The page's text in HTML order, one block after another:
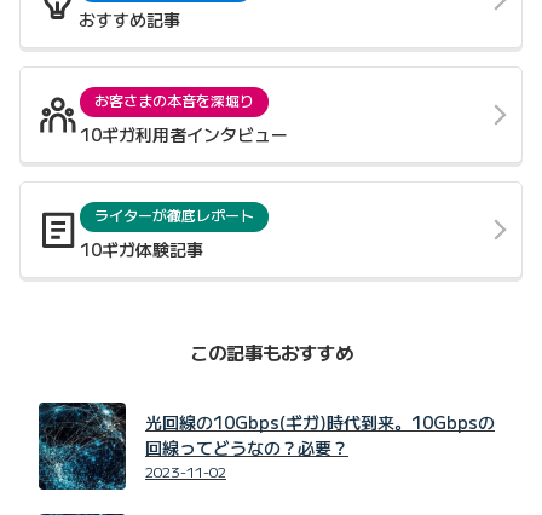
おすすめ記事
お客さまの本音を深堀り
10ギガ利用者インタビュー
ライターが徹底レポート
10ギガ体験記事
この記事もおすすめ
光回線の10Gbps(ギガ)時代到来。10Gbpsの
回線ってどうなの？必要？
2023-11-02